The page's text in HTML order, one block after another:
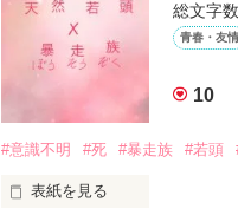
総文字
青春・友情
10
#意識不明 #死 #暴走族 #若頭
表紙を見る